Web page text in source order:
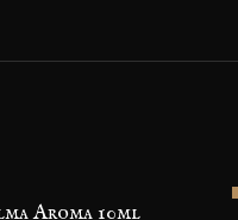
Aroma 10ml